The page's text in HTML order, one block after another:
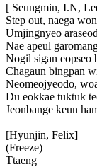
[ Seungmin, I.N,
Step out, naega
Umjingnyeo
Nae apeul
Nogil sigan eopseo
Chagaun bingpan
Neomeojyeodo,
Du eokkae tuktuk
Jeonbange keun
[Hyunjin, Felix]
(Freeze)
Ttaeng